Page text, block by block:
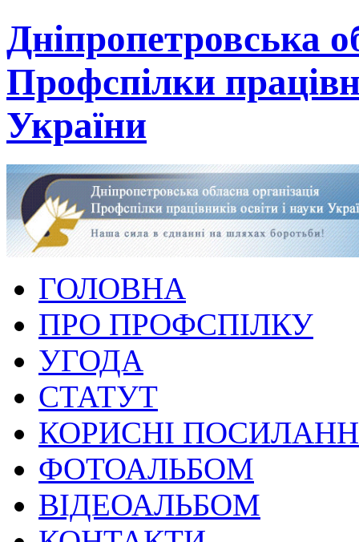
Дніпропетровська
Профспілки
України
ГОЛОВНА
ПРО ПРОФСПІЛКУ
УГОДА
СТАТУТ
КОРИСНІ
ФОТОАЛЬБОМ
ВІДЕОАЛЬБОМ